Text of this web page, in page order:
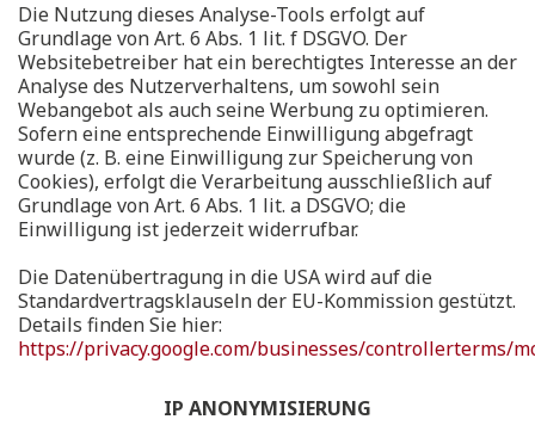
Die Nutzung dieses Analyse-Tools erfolgt auf
Grundlage von Art. 6 Abs. 1 lit. f DSGVO. Der
Websitebetreiber hat ein berechtigtes Interesse an der
Analyse des Nutzerverhaltens, um sowohl sein
Webangebot als auch seine Werbung zu optimieren.
Sofern eine entsprechende Einwilligung abgefragt
wurde (z. B. eine Einwilligung zur Speicherung von
Cookies), erfolgt die Verarbeitung ausschließlich auf
Grundlage von Art. 6 Abs. 1 lit. a DSGVO; die
Einwilligung ist jederzeit widerrufbar.
Die Datenübertragung in die USA wird auf die
Standardvertragsklauseln der EU-Kommission gestützt.
Details finden Sie hier:
https://privacy.google.com/businesses/controllerterms/
IP ANONYMISIERUNG